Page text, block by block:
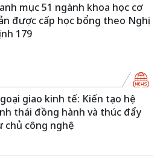
mục 51 ngành khoa học cơ
được cấp học bổng theo Nghị
179
giao kinh tế: Kiến tạo hệ
thái đồng hành và thúc đẩy
chủ công nghệ